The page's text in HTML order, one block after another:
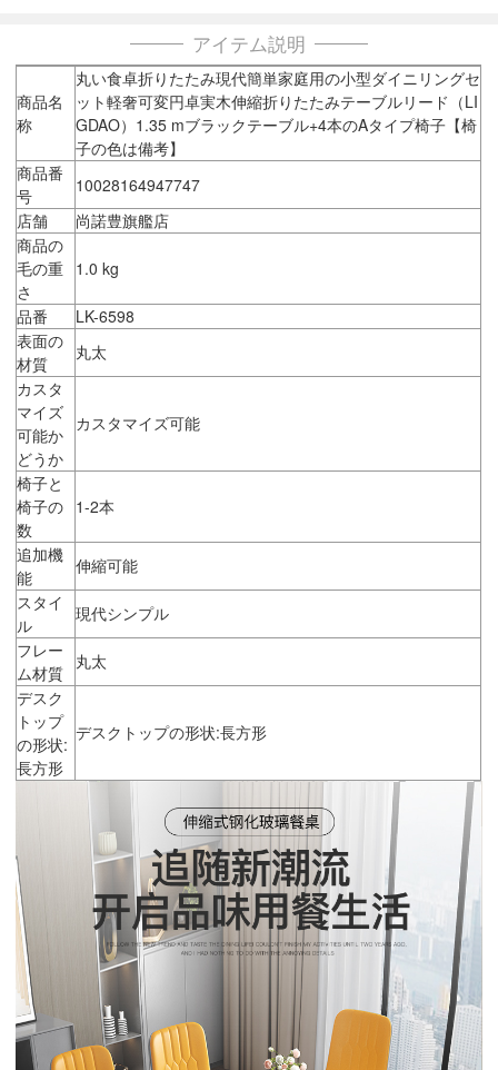
アイテム説明
商品名
称
丸い食卓折りたたみ現代簡単家庭用の小型ダイニリングセ
ット軽奢可変円卓実木伸縮折りたたみテーブルリード（LI
GDAO）1.35 mブラックテーブル+4本のAタイプ椅子【椅
子の色は備考】
商品番
号
10028164947747
店舗
尚諾豊旗艦店
商品の
毛の重
さ
1.0 kg
品番
LK-6598
表面の
材質
丸太
カスタ
マイズ
可能か
どうか
カスタマイズ可能
椅子と
椅子の
数
1-2本
追加機
能
伸縮可能
スタイ
ル
現代シンプル
フレー
ム材質
丸太
デスク
トップ
の形状:
長方形
デスクトップの形状:長方形